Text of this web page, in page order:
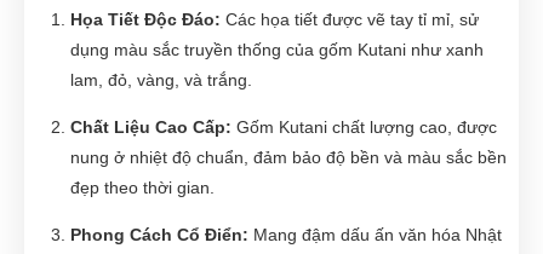
Họa Tiết Độc Đáo: Các họa tiết được vẽ tay tỉ mỉ, sử
dụng màu sắc truyền thống của gốm Kutani như xanh
lam, đỏ, vàng, và trắng.
Chất Liệu Cao Cấp: Gốm Kutani chất lượng cao, được
nung ở nhiệt độ chuẩn, đảm bảo độ bền và màu sắc bền
đẹp theo thời gian.
Phong Cách Cổ Điển: Mang đậm dấu ấn văn hóa Nhật